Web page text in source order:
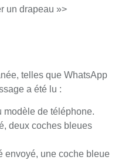
un drapeau »>
telles que WhatsApp
a été lu :
modèle de téléphone.
deux coches bleues
envoyé, une coche bleue